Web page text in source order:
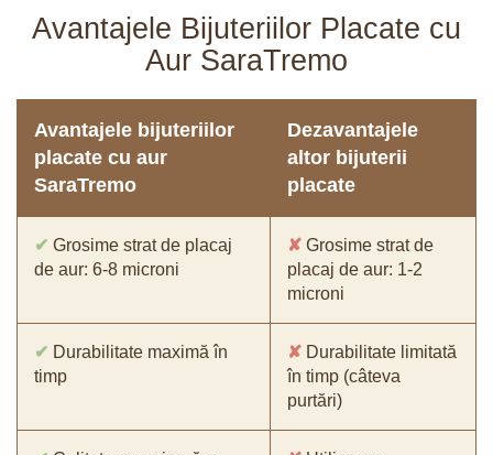
Avantajele Bijuteriilor Placate cu
Aur SaraTremo
Avantajele bijuteriilor
placate cu aur
SaraTremo
Dezavantajele
altor bijuterii
placate
✔ Grosime strat de placaj
de aur: 6-8 microni
✘ Grosime strat de
placaj de aur: 1-2
microni
✔ Durabilitate maximă în
timp
✘ Durabilitate limitată
în timp (câteva
purtări)